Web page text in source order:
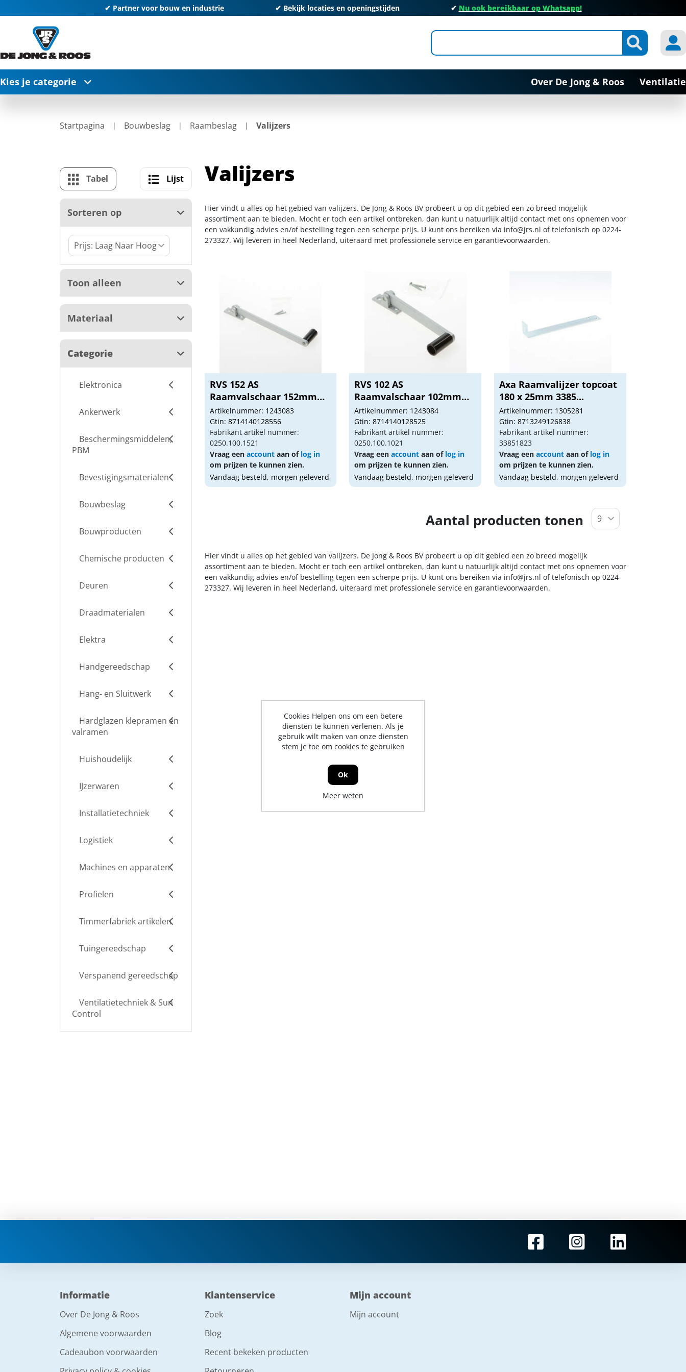
✔ Partner voor bouw en industrie ✔ Bekijk locaties en openingstijden ✔ Nu ook bereikbaar op Whatsapp!
Kies je categorie Over De Jong & Roos Ventilatie
Startpagina Bouwbeslag Raambeslag Valijzers
Tabel Lijst
Sorteren op
Toon alleen
Materiaal
Categorie
Elektronica
Ankerwerk
Beschermingsmiddelen,
PBM
Bevestigingsmaterialen
Bouwbeslag
Bouwproducten
Chemische producten
Deuren
Draadmaterialen
Elektra
Handgereedschap
Hang- en Sluitwerk
Hardglazen klepramen en
valramen
Huishoudelijk
IJzerwaren
Installatietechniek
Logistiek
Machines en apparaten
Profielen
Timmerfabriek artikelen
Tuingereedschap
Verspanend gereedschap
Ventilatietechniek & Sun
Control
Valijzers
Hier vindt u alles op het gebied van valijzers. De Jong & Roos BV probeert u op dit gebied een zo breed mogelijk
assortiment aan te bieden. Mocht er toch een artikel ontbreken, dan kunt u natuurlijk altijd contact met ons opnemen voor
een vakkundig advies en/of bestelling tegen een scherpe prijs. U kunt ons bereiken via info@jrs.nl of telefonisch op 0224-
273327. Wij leveren in heel Nederland, uiteraard met professionele service en garantievoorwaarden.
RVS 152 AS
Raamvalschaar 152mm
zwarte ro...
Artikelnummer: 1243083
Gtin: 8714140128556
Fabrikant artikel nummer:
0250.100.1521
Vraag een accountaan of log in
om prijzen te kunnen zien.
Vandaag besteld, morgen geleverd
RVS 102 AS
Raamvalschaar 102mm
aluminium...
Artikelnummer: 1243084
Gtin: 8714140128525
Fabrikant artikel nummer:
0250.100.1021
Vraag eenaccount aan of log in
om prijzen te kunnen zien.
Vandaag besteld, morgen geleverd
Axa Raamvalijzer topcoat
180 x 25mm 3385...
Artikelnummer: 1305281
Gtin: 8713249126838
Fabrikant artikel nummer:
33851823
Vraag eenaccount aan of log in
om prijzen te kunnen zien.
Vandaag besteld, morgen geleverd
Aantal producten tonen
Hier vindt u alles op het gebied van valijzers. De Jong & Roos BV probeert u op dit gebied een zo breed mogelijk
assortiment aan te bieden. Mocht er toch een artikel ontbreken, dan kunt u natuurlijk altijd contact met ons opnemen voor
een vakkundig advies en/of bestelling tegen een scherpe prijs. U kunt ons bereiken via info@jrs.nl of telefonisch op 0224-
273327. Wij leveren in heel Nederland, uiteraard met professionele service en garantievoorwaarden.
Informatie
Over De Jong & Roos
Algemene voorwaarden
Cadeaubon voorwaarden
Klantenservice
Zoek
Blog
Recent bekeken producten
Mijn account
Mijn account
Cookies Helpen ons om een betere
diensten te kunnen verlenen. Als je
gebruik wilt maken van onze diensten
stem je toe om cookies te gebruiken
Ok
Meer weten